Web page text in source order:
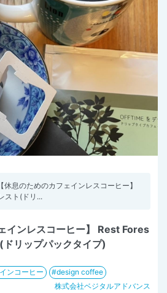
息のためのカフェインレスコーヒー】
スト(ドリ...
インレスコーヒー】 Rest Fores
リップパックタイプ)
ンコーヒー
design coffee
株式会社ベジタルアドバンス